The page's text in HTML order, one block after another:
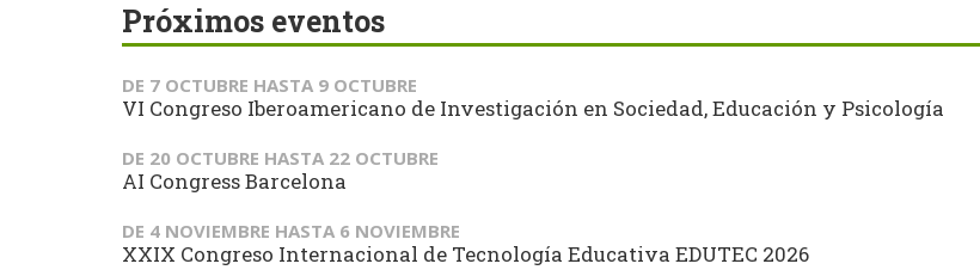
Próximos eventos
DE 7 OCTUBRE HASTA 9 OCTUBRE
VI Congreso Iberoamericano de Investigación en Sociedad, Educación y Psicología
DE 20 OCTUBRE HASTA 22 OCTUBRE
AI Congress Barcelona
DE 4 NOVIEMBRE HASTA 6 NOVIEMBRE
XXIX Congreso Internacional de Tecnología Educativa EDUTEC 2026